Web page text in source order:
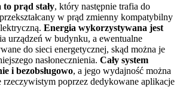
prąd stały, który następnie trafia do
w prąd zmienny kompatybilny
Energia wykorzystywana jest
urządzeń w budynku, a ewentualne
do sieci energetycznej, skąd można je
nasłonecznienia. Cały system
i bezobsługowo, a jego wydajność można
poprzez dedykowane aplikacje